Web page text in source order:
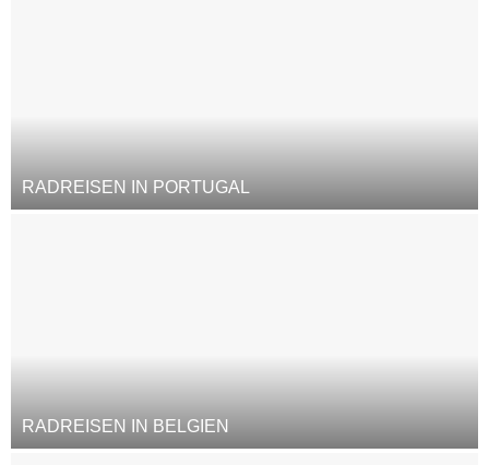
RADREISEN IN PORTUGAL
RADREISEN IN BELGIEN